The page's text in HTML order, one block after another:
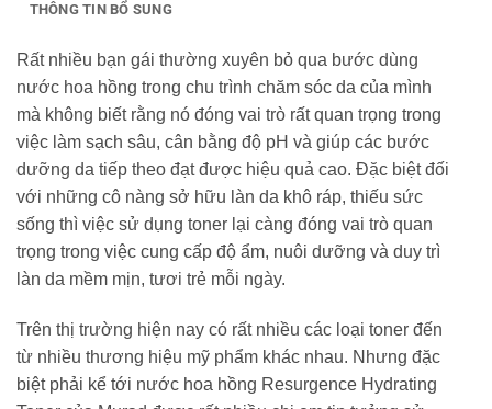
THÔNG TIN BỔ SUNG
Rất nhiều bạn gái thường xuyên bỏ qua bước dùng
nước hoa hồng trong chu trình chăm sóc da của mình
mà không biết rằng nó đóng vai trò rất quan trọng trong
việc làm sạch sâu, cân bằng độ pH và giúp các bước
dưỡng da tiếp theo đạt được hiệu quả cao. Đặc biệt đối
với những cô nàng sở hữu làn da khô ráp, thiếu sức
sống thì việc sử dụng toner lại càng đóng vai trò quan
trọng trong việc cung cấp độ ẩm, nuôi dưỡng và duy trì
làn da mềm mịn, tươi trẻ mỗi ngày.
Trên thị trường hiện nay có rất nhiều các loại toner đến
từ nhiều thương hiệu mỹ phẩm khác nhau. Nhưng đặc
biệt phải kể tới nước hoa hồng Resurgence Hydrating